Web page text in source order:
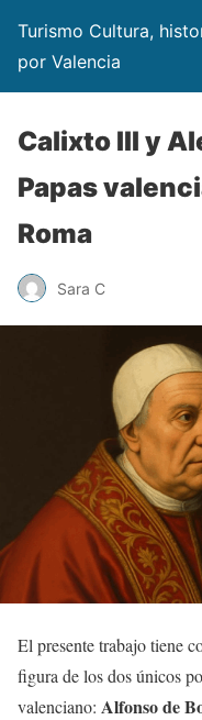
Turismo Cultura,
por Valencia
Calixto III y
Papas
Roma
Sara C
El presente trabajo tiene
figura de los dos únicos
valenciano: Alfonso de